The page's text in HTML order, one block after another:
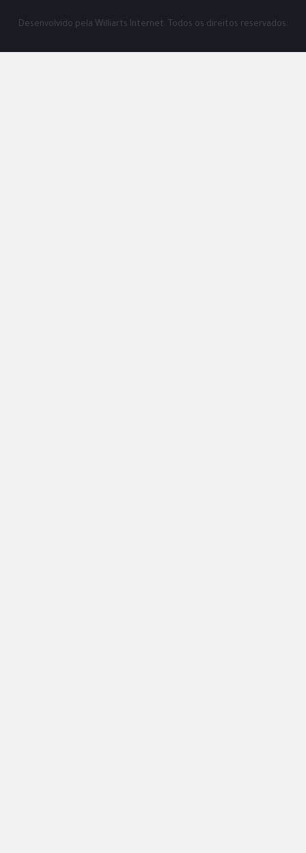
Desenvolvido pela Williarts Internet. Todos os direitos reservados.